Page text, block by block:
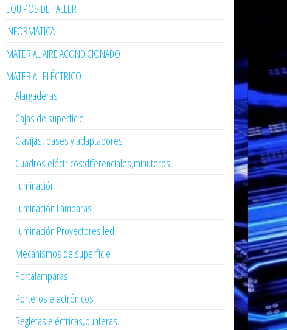
EQUIPOS DE TALLER
INFORMÁTICA
MATERIAL AIRE ACONDICIONADO
MATERIAL ELÉCTRICO
Alargaderas
Cajas de superficie
Clavijas, bases y adaptadores
Cuadros eléctricos:diferenciales,minuteros...
Iluminación
Iluminación Lámparas
Iluminación Proyectores led
Mecanismos de superficie
Portalamparas
Porteros electrónicos
Regletas eléctricas,punteras...